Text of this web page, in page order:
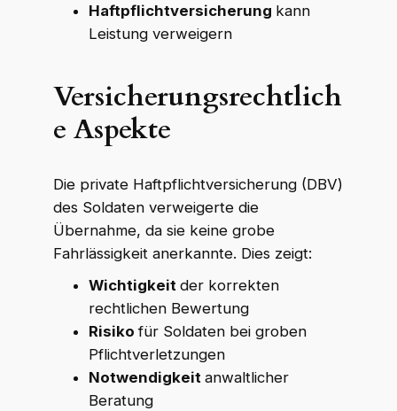
Haftpflichtversicherung kann
Leistung verweigern
Versicherungsrechtlich
e Aspekte
Die private Haftpflichtversicherung (DBV)
des Soldaten verweigerte die
Übernahme, da sie keine grobe
Fahrlässigkeit anerkannte. Dies zeigt:
Wichtigkeit der korrekten
rechtlichen Bewertung
Risikofür Soldaten bei groben
Pflichtverletzungen
Notwendigkeit anwaltlicher
Beratung